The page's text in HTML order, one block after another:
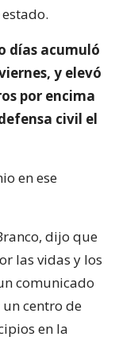
días acumuló
y elevó
por encima
civil el
en ese
dijo que
las vidas y los
comunicado
centro de
en la